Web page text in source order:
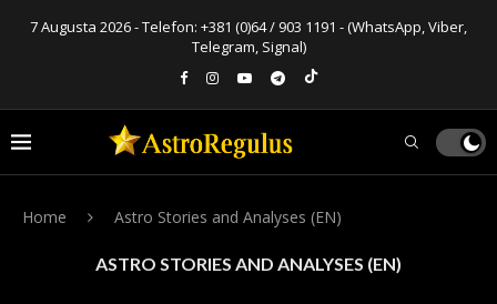
7 Augusta 2026 - Telefon: +381 (0)64 / 903 1191 - (WhatsApp, Viber,
Telegram, Signal)
Home Astro Stories and Analyses (EN)
ASTRO STORIES AND ANALYSES (EN)